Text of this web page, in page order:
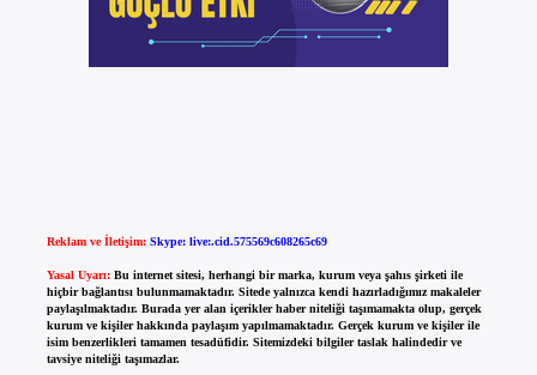
Reklam ve İletişim: Skype: live:.cid.575569c608265c69
Yasal Uyarı: Bu internet sitesi, herhangi bir marka, kurum veya şahıs şirketi ile
hiçbir bağlantısı bulunmamaktadır. Sitede yalnızca kendi hazırladığımız makaleler
paylaşılmaktadır. Burada yer alan içerikler haber niteliği taşımamakta olup, gerçek
kurum ve kişiler hakkında paylaşım yapılmamaktadır. Gerçek kurum ve kişiler ile
isim benzerlikleri tamamen tesadüfidir. Sitemizdeki bilgiler taslak halindedir ve
tavsiye niteliği taşımazlar.